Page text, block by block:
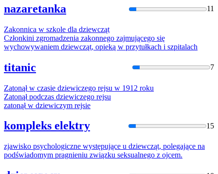
nazaretanka 11
Zakonnica w szkole dla dziewcząt
Członkini zgromadzenia zakonnego zajmującego się
wychowywaniem dziewcząt, opieką w przytułkach i szpitalach
titanic 7
Zatonął w czasie dziewiczego rejsu w 1912 roku
Zatonął podczas dziewiczego rejsu
zatonął w dziewiczym rejsie
kompleks elektry 15
zjawisko psychologiczne występujące u dziewcząt, polegające na
podświadomym pragnieniu związku seksualnego z ojcem.